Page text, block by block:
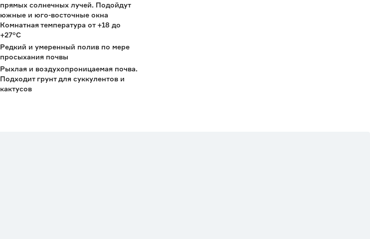
прямых солнечных лучей. Подойдут
южные и юго-восточные окна
Комнатная температура от +18 до
+27°C
Редкий и умеренный полив по мере
просыхания почвы
Рыхлая и воздухопроницаемая почва.
Подходит грунт для суккулентов и
кактусов